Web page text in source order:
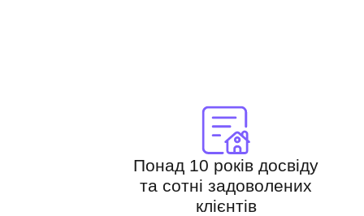
Понад 10 років досвіду
та сотні задоволених
клієнтів